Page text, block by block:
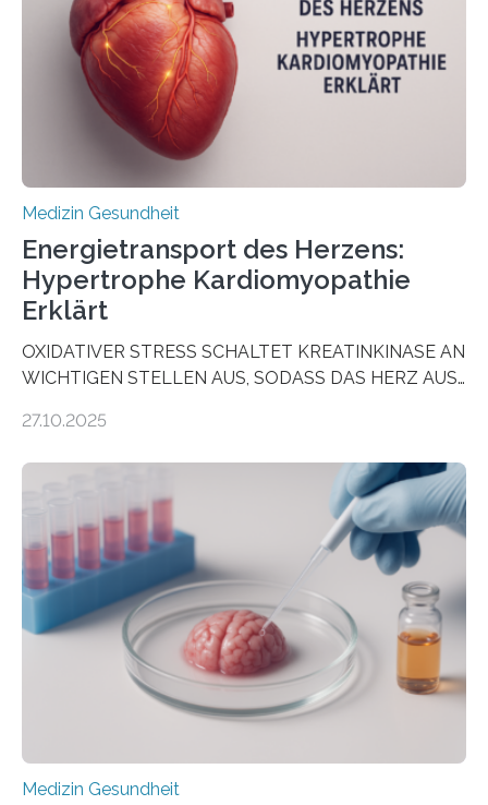
wirken. Dabei wurde ein Eiweiß identifiziert, das künftig
als Biomarker für die Wahl der passenden Therapie
dienen könnte. Darmkrebs zählt weltweit zu den
häufigsten Krebsarten und stellt…
Medizin Gesundheit
Energietransport des Herzens:
Hypertrophe Kardiomyopathie
Erklärt
OXIDATIVER STRESS SCHALTET KREATINKINASE AN
WICHTIGEN STELLEN AUS, SODASS DAS HERZ AUS
aus dem Deutschen Zentrum für Herzinsuffizienz
im Journal Circulation, warum der Energietransport bei
der Hypertrophen Kardiomyopathie (HCM) versagen
kann und wie sich durch eine Verringerung der
Herzbelastung und des oxidativen Stresses
Rhythmusstörungen reduzieren lassen. Würzburg. Die
hypertrophe Kardiomyopathie (HCM) ist die häufigste
erblich bedingte Herzerkrankung. Sie führt dazu, dass
sich die linke Herzkammer verdickt, der Herzmuskel zu
stark kontrahiert…
27.10.2025
Medizin Gesundheit